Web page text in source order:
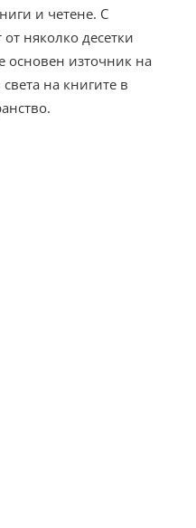
и четене. С
няколко десетки
основен източник на
на книгите в